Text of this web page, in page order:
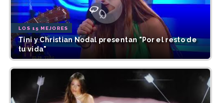
LOS 15 MEJORES
Tini y Christian Nodal presentan "Por el resto de
tu vida"